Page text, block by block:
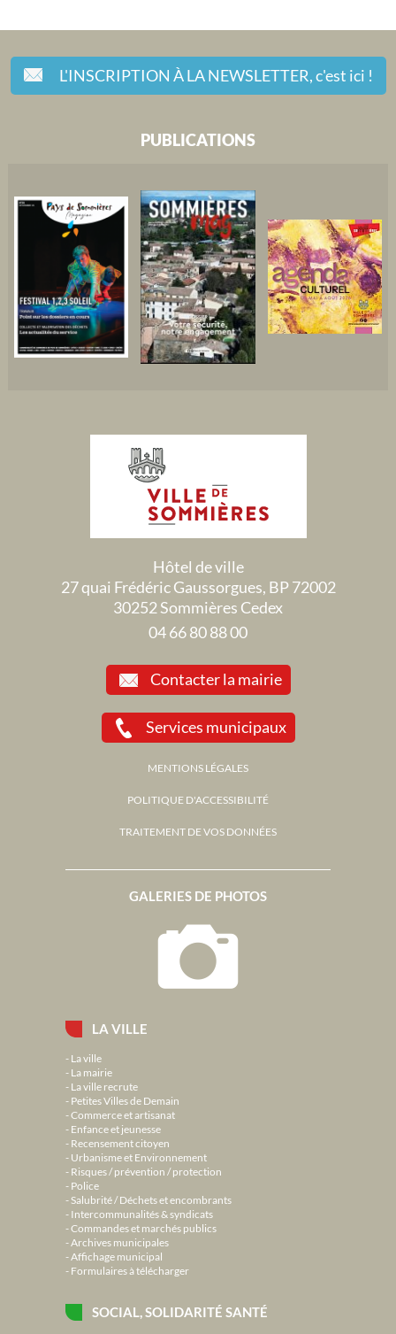
L'INSCRIPTION À LA NEWSLETTER,c'est ici !
LA VILLE
La ville
La mairie
La ville recrute
Petites Villes de Demain
Commerce et artisanat
Enfance et jeunesse
Recensement citoyen
Urbanisme et Environnement
Risques / prévention / protection
Police
Salubrité / Déchets et encombrants
Intercommunalités & syndicats
Commandes et marchés publics
Archives municipales
Affichage municipal
Formulaires à télécharger
SOCIAL, SOLIDARITÉ SANTÉ
GALERIES DE PHOTOS
PUBLICATIONS
Hôtel de ville
27 quai Frédéric Gaussorgues, BP 72002
30252 Sommières Cedex
04 66 80 88 00
Contacter la mairie
Services municipaux
MENTIONS LÉGALES
POLITIQUE D'ACCESSIBILITÉ
TRAITEMENT DE VOS DONNÉES